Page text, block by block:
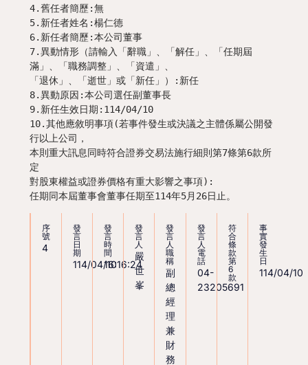
序
號
4
發
言
日
期
114/04/10
發
言
時
間
16:16:24
發
言
人
嚴
世
峯
發
言
人
職
稱
副
總
經
理
兼
財
務
發
言
人
電
話
04-
23205691
符
合
條
款
第
6
款
事
實
發
生
日
114/04/10
4.舊任者簡歷:無
5.新任者姓名:楊仁德
6.新任者簡歷:本公司董事
7.異動情形（請輸入「辭職」、「解任」、「任期屆
滿」、「職務調整」、「資遣」、
「退休」、「逝世」或「新任」）:新任
8.異動原因:本公司選任副董事長
9.新任生效日期:114/04/10
10.其他應敘明事項(若事件發生或決議之主體係屬公開發
行以上公司，
本則重大訊息同時符合證券交易法施行細則第7條第6款所
定
對股東權益或證券價格有重大影響之事項):
任期同本屆董事會董事任期至114年5月26日止。